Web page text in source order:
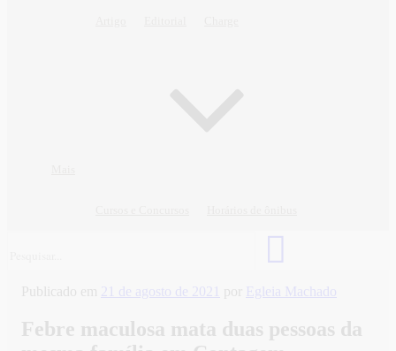
Publicado em 21 de agosto de 2021 por Egleia Machado
Febre maculosa mata duas pessoas da